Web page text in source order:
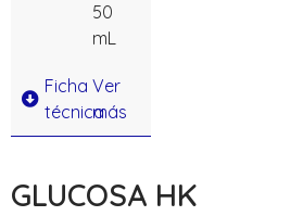
50
mL
Ficha
técnica
Ver
más
GLUCOSA HK